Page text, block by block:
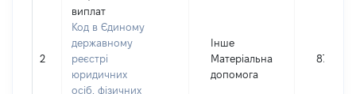
2
виплат
Код в Єдиному
державному
реєстрі
юридичних
осіб, фізичних
Інше
Матеріальна
допомога
875